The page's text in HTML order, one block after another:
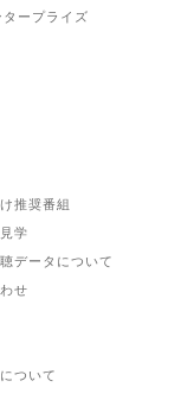
ープライズ
推奨番組
学
データについて
せ
ついて